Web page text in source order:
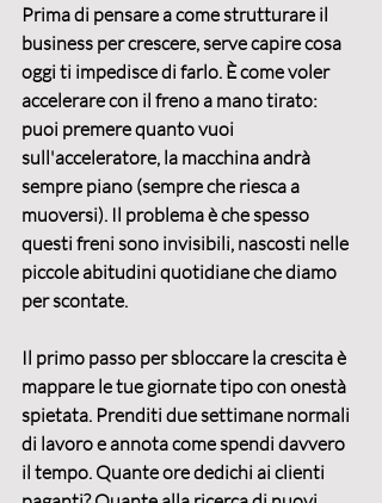
Prima di pensare a come strutturare il
business per crescere, serve capire cosa
oggi ti impedisce di farlo. È come voler
accelerare con il freno a mano tirato:
puoi premere quanto vuoi
sull'acceleratore, la macchina andrà
sempre piano (sempre che riesca a
muoversi). Il problema è che spesso
questi freni sono invisibili, nascosti nelle
piccole abitudini quotidiane che diamo
per scontate.
Il primo passo per sbloccare la crescita è
mappare le tue giornate tipo con onestà
spietata. Prenditi due settimane normali
di lavoro e annota come spendi davvero
il tempo. Quante ore dedichi ai clienti